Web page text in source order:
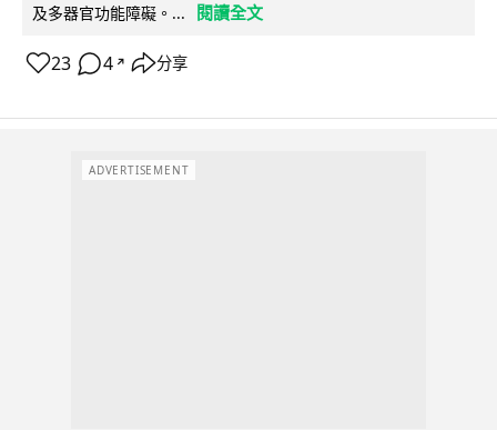
及多器官功能障礙。...
閱讀全文
23 4 ↗ 分享
ADVERTISEMENT